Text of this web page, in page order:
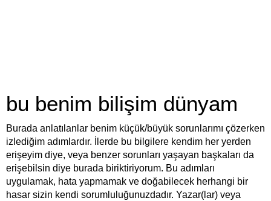
bu benim bilişim dünyam
Burada anlatılanlar benim küçük/büyük sorunlarımı çözerken
izlediğim adımlardır. İlerde bu bilgilere kendim her yerden
erişeyim diye, veya benzer sorunları yaşayan başkaları da
erişebilsin diye burada biriktiriyorum. Bu adımları
uygulamak, hata yapmamak ve doğabilecek herhangi bir
hasar sizin kendi sorumluluğunuzdadır. Yazar(lar) veya